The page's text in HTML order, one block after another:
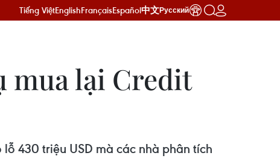
Tiếng ViệtEnglishFrançaisEspañol中文Русский
mua lại Credit
430 triệu USD mà các nhà phân tích